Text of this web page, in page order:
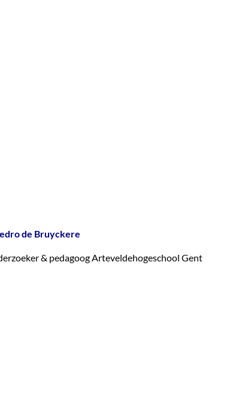
de Bruyckere
& pedagoog Arteveldehogeschool Gent